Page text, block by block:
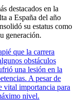
destacados en la
a España del año
su estatus como
generación.
que la carrera
obstáculos
una lesión en la
A pesar de
vital importancia para
nivel.